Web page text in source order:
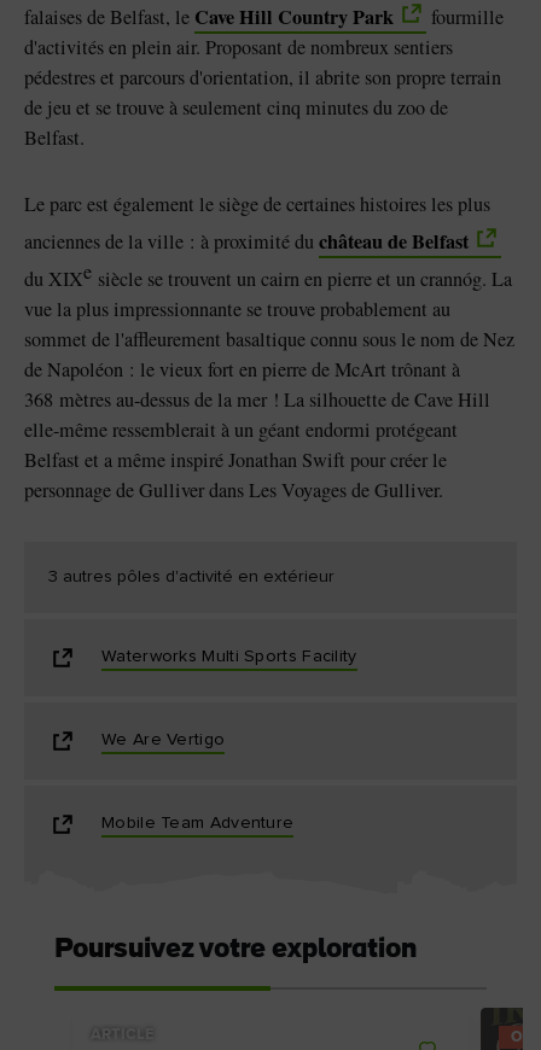
falaises de Belfast, le Cave Hill Country Park
fourmille
d'activités en plein air. Proposant de nombreux sentiers
pédestres et parcours d'orientation, il abrite son propre terrain
de jeu et se trouve à seulement cinq minutes du zoo de
Belfast.
Le parc est également le siège de certaines histoires les plus
anciennes de la ville : à proximité du château de Belfast
du XIXe siècle se trouvent un cairn en pierre et un crannóg. La
vue la plus impressionnante se trouve probablement au
sommet de l'affleurement basaltique connu sous le nom de Nez
de Napoléon : le vieux fort en pierre de McArt trônant à
368 mètres au-dessus de la mer ! La silhouette de Cave Hill
elle-même ressemblerait à un géant endormi protégeant
Belfast et a même inspiré Jonathan Swift pour créer le
personnage de Gulliver dans Les Voyages de Gulliver.
3 autres pôles d'activité en extérieur
Waterworks Multi Sports Facility
We Are Vertigo
Mobile Team Adventure
Poursuivez votre exploration
ARTICLE